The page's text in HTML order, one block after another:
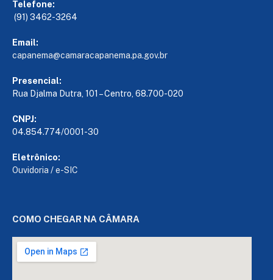
Telefone:
(91) 3462-3264
Email:
capanema@camaracapanema.pa.gov.br
Presencial:
Rua Djalma Dutra, 101 – Centro, 68.700-020
CNPJ:
04.854.774/0001-30
Eletrônico:
Ouvidoria /e-SIC
COMO CHEGAR NA CÂMARA